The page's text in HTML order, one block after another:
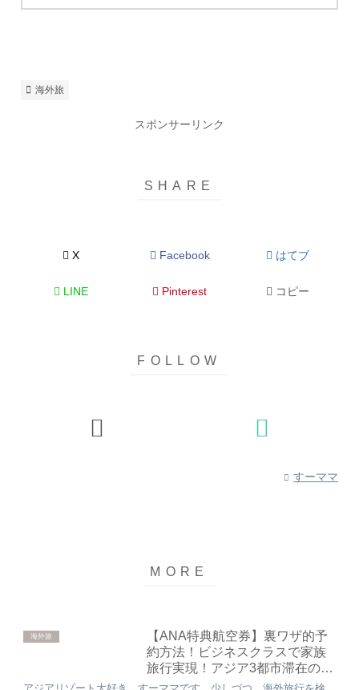
海外旅
スポンサーリンク
X Facebook はてブ
LINE Pinterest コピー
すーママ
海外旅
【ANA特典航空券】裏ワザ的予
約方法！ビジネスクラスで家族
旅行実現！アジア3都市滞在の旅
程！